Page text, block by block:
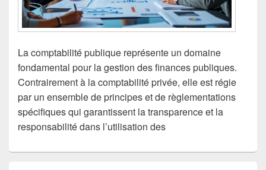
La comptabilité publique représente un domaine
fondamental pour la gestion des finances publiques.
Contrairement à la comptabilité privée, elle est régie
par un ensemble de principes et de règlementations
spécifiques qui garantissent la transparence et la
responsabilité dans l’utilisation des